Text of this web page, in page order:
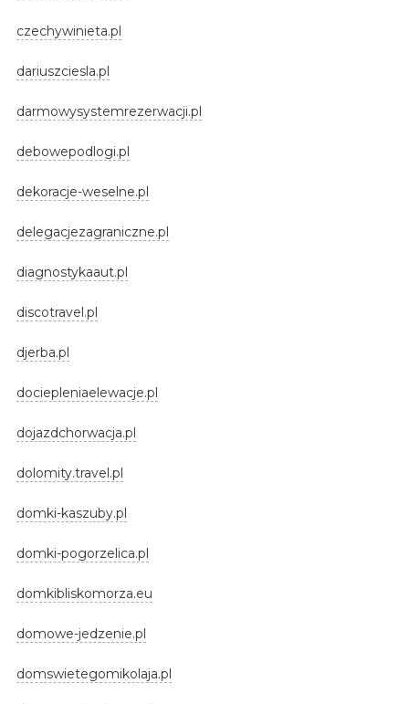
czechywinieta.pl
dariuszciesla.pl
darmowysystemrezerwacji.pl
debowepodlogi.pl
dekoracje-weselne.pl
delegacjezagraniczne.pl
diagnostykaaut.pl
discotravel.pl
djerba.pl
dociepleniaelewacje.pl
dojazdchorwacja.pl
dolomity.travel.pl
domki-kaszuby.pl
domki-pogorzelica.pl
domkibliskomorza.eu
domowe-jedzenie.pl
domswietegomikolaja.pl